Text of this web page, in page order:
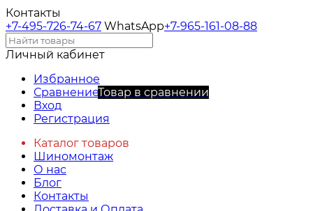
Контакты
+7-495-726-74-67 WhatsApp+7-965-161-08-88
Личный кабинет
Избранное
СравнениеТовар в сравнении
Вход
Регистрация
Каталог товаров
Шиномонтаж
О нас
Блог
Контакты